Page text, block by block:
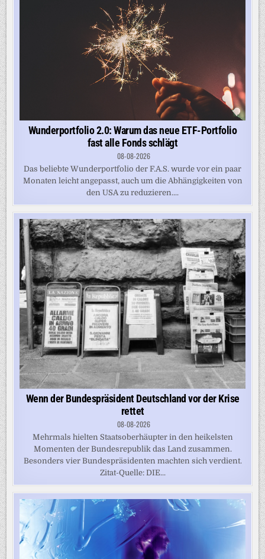
Wunderportfolio 2.0: Warum das neue ETF-Portfolio
fast alle Fonds schlägt
08-08-2026
Das beliebte Wunderportfolio der F.A.S. wurde vor ein paar
Monaten leicht angepasst, auch um die Abhängigkeiten von
den USA zu reduzieren....
Wenn der Bundespräsident Deutschland vor der Krise
rettet
08-08-2026
Mehrmals hielten Staatsoberhäupter in den heikelsten
Momenten der Bundesrepublik das Land zusammen.
Besonders vier Bundespräsidenten machten sich verdient.
Zitat-Quelle: DIE...